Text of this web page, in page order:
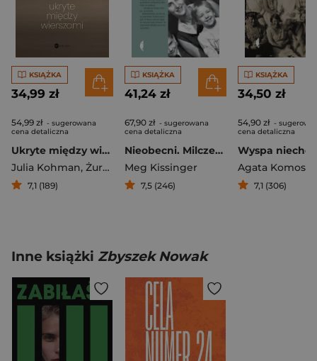
KSIĄŻKA
34,99 zł
54,99 zł - sugerowana
cena detaliczna
Ukryte między wierszami
Julia Kohman, Żurnalista
7,1 (189)
KSIĄŻKA
41,24 zł
67,90 zł - sugerowana
cena detaliczna
Nieobecni. Milczenie wokół chorób psychicznych w rodzinie
Meg Kissinger
7,5 (246)
KSIĄŻKA
34,50 zł
54,90 zł -
cena detaliczna
7,1 (306)
Inne książki Zbyszek Nowak